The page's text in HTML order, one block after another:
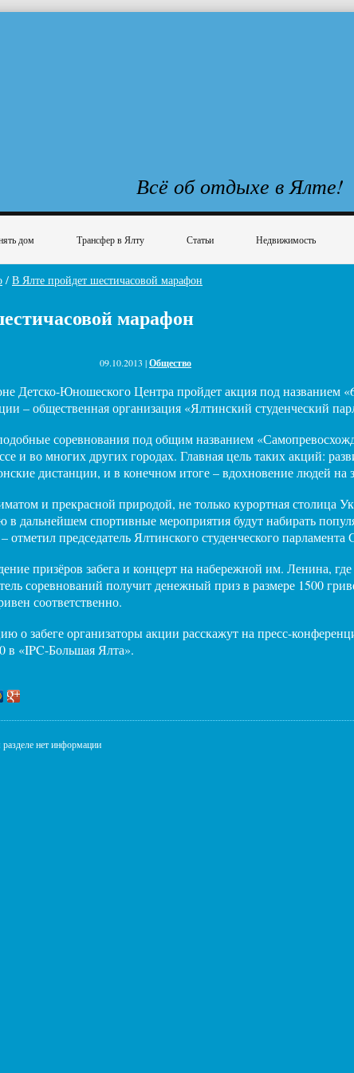
Всё об отдыхе в Ялте!
дом Трансфер в Ялту Статьи Недвижимость
/ В Ялте пройдет шестичасовой марафон
марафон
09.10.2013 |Общество
Детско-Юношеского Центра пройдет акция под названием
– общественная организация «Ялтинский студенческий
соревнования под общим названием
и во многих других городах. Главная цель таких акций:
дистанции, и в конечном итоге – вдохновение людей на
и прекрасной природой, не только курортная столица
в дальнейшем спортивные мероприятия будут набирать
отметил председатель Ялтинского студенческого
призёров забега и концерт на набережной им. Ленина,
соревнований получит денежный приз в размере 1500
соответственно.
о забеге организаторы акции расскажут на пресс-
в «IPC-Большая Ялта».
нет информации